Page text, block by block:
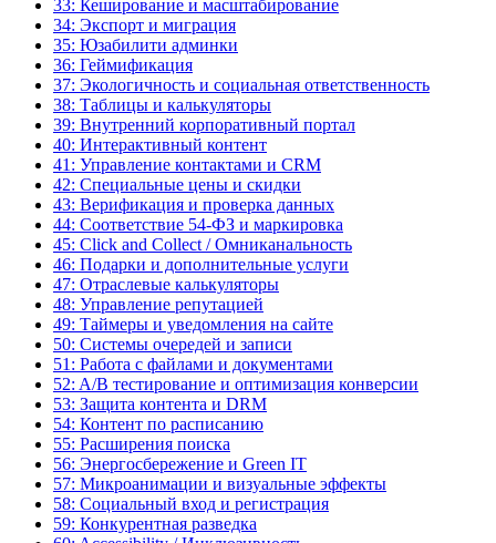
33: Кеширование и масштабирование
34: Экспорт и миграция
35: Юзабилити админки
36: Геймификация
37: Экологичность и социальная ответственность
38: Таблицы и калькуляторы
39: Внутренний корпоративный портал
40: Интерактивный контент
41: Управление контактами и CRM
42: Специальные цены и скидки
43: Верификация и проверка данных
44: Соответствие 54-ФЗ и маркировка
45: Click and Collect / Омниканальность
46: Подарки и дополнительные услуги
47: Отраслевые калькуляторы
48: Управление репутацией
49: Таймеры и уведомления на сайте
50: Системы очередей и записи
51: Работа с файлами и документами
52: A/B тестирование и оптимизация конверсии
53: Защита контента и DRM
54: Контент по расписанию
55: Расширения поиска
56: Энергосбережение и Green IT
57: Микроанимации и визуальные эффекты
58: Социальный вход и регистрация
59: Конкурентная разведка